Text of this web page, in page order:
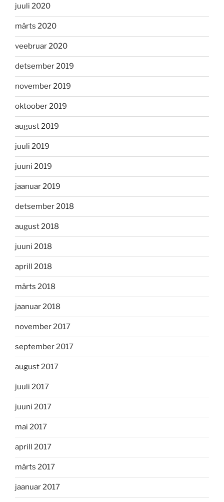
juuli 2020
märts 2020
veebruar 2020
detsember 2019
november 2019
oktoober 2019
august 2019
juuli 2019
juuni 2019
jaanuar 2019
detsember 2018
august 2018
juuni 2018
aprill 2018
märts 2018
jaanuar 2018
november 2017
september 2017
august 2017
juuli 2017
juuni 2017
mai 2017
aprill 2017
märts 2017
jaanuar 2017